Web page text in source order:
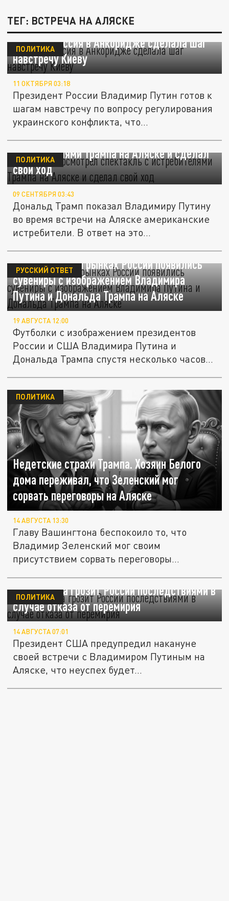
ТЕГ: ВСТРЕЧА НА АЛЯСКЕ
Ушаков: Россия в Анкоридже сделала шаг
навстречу Киеву
ПОЛИТИКА
11 ОКТЯБРЯ 03:18
Президент России Владимир Путин готов к
шагам навстречу по вопросу регулирования
украинского конфликта, что...
NI: Путин посмотрел спектакль с
истребителями Трампа на Аляске и сделал
свой ход
ПОЛИТИКА
09 СЕНТЯБРЯ 03:43
Дональд Трамп показал Владимиру Путину
во время встречи на Аляске американские
истребители. В ответ на это...
Продажные. На рынках России появились
сувениры с изображением Владимира
Путина и Дональда Трампа на Аляске
РУССКИЙ ОТВЕТ
19 АВГУСТА 12:00
Футболки с изображением президентов
России и США Владимира Путина и
Дональда Трампа спустя несколько часов...
Недетские страхи Трампа. Хозяин Белого
дома переживал, что Зеленский мог
сорвать переговоры на Аляске
ПОЛИТИКА
14 АВГУСТА 13:30
Главу Вашингтона беспокоило то, что
Владимир Зеленский мог своим
присутствием сорвать переговоры
Трамп снова грозит России последствиями в
случае отказа от перемирия
ПОЛИТИКА
14 АВГУСТА 07:01
Президент США предупредил накануне
своей встречи с Владимиром Путиным на
Аляске, что неуспех будет...